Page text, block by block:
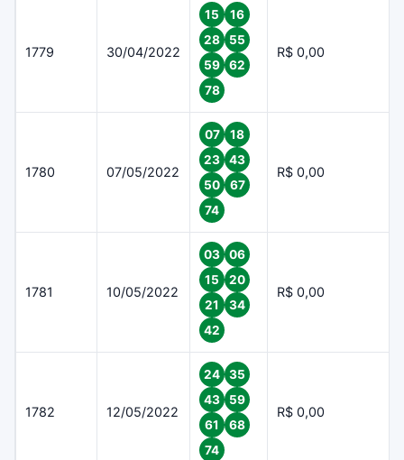
1779 30/04/2022
15
16
28
55
59
62
78
R$ 0,00
1780 07/05/2022
07
18
23
43
50
67
74
R$ 0,00
1781 10/05/2022
03
06
15
20
21
34
42
R$ 0,00
1782 12/05/2022
24
35
43
59
61
68
74
R$ 0,00